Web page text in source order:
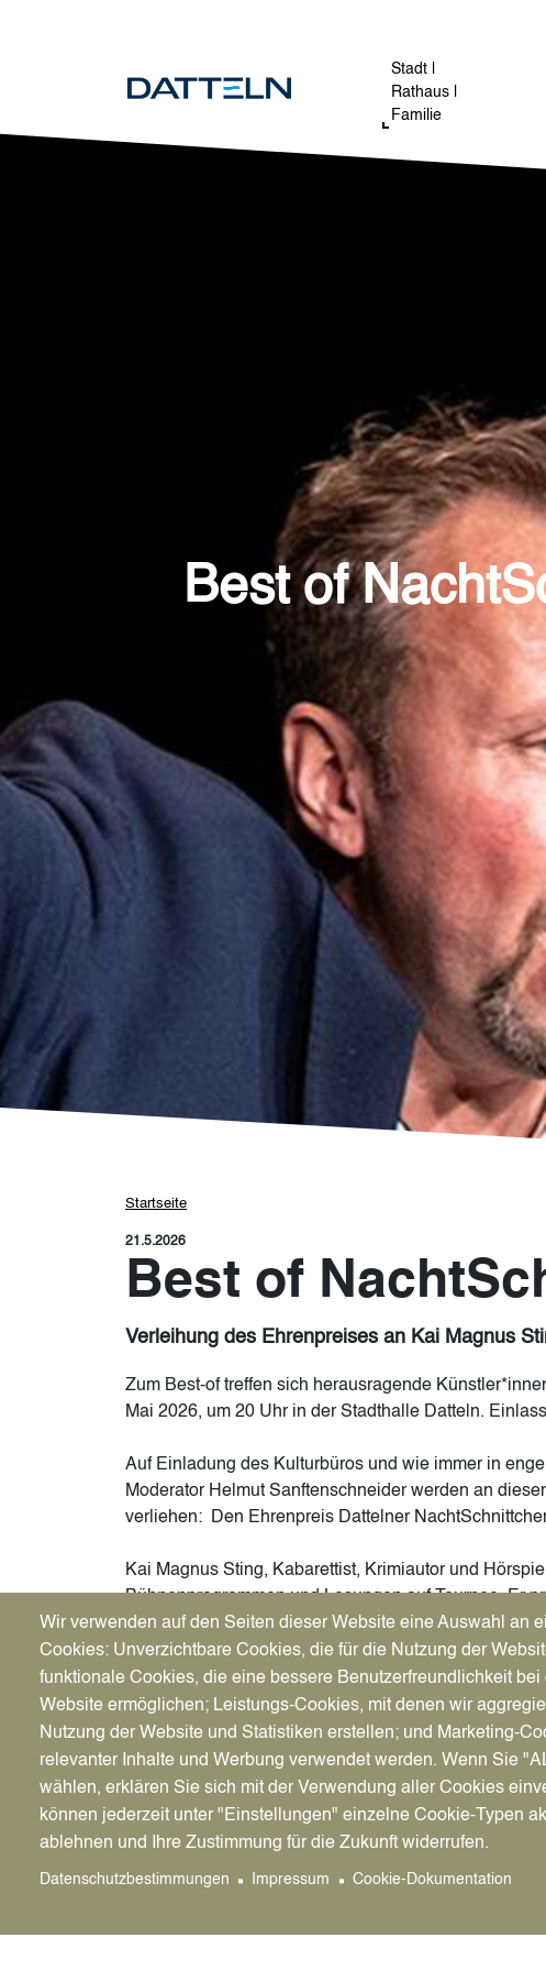
Stadt |
Rathaus |
Familie
Best of
Pfadnavigation
Startseite
21.5.2026
Best of
Verleihung des Ehrenpreises an Kai Magnus
Zum Best-of treffen sich herausragende
Mai 2026, um 20 Uhr in der Stadthalle Datteln.
Auf Einladung des Kulturbüros und wie immer in
Moderator Helmut Sanftenschneider werden an
verliehen: Den Ehrenpreis Dattelner
Kai Magnus Sting, Kabarettist, Krimiautor und
Bühnenprogrammen und Lesungen auf Tournee. Er
Fernsehen zu bestaunen und im Radio zu hören.
HR produziert.
Für seine kabarettistischen Arbeiten hat er bereits
Publikumspreis zum Deutschen Hörbuchpreis und
Die weiteren Ehrengäste werden im Laufe des
darüber stimmen wieder alle Besucher*innen ab.
Beginn:
20 Uhr
Wir verwenden auf den Seiten dieser Website eine Auswahl an
Cookies: Unverzichtbare Cookies, die für die Nutzung der
funktionale Cookies, die eine bessere Benutzerfreundlichkeit bei
Website ermöglichen; Leistungs-Cookies, mit denen wir
Nutzung der Website und Statistiken erstellen; und Marketing-
relevanter Inhalte und Werbung verwendet werden. Wenn Sie
wählen, erklären Sie sich mit der Verwendung aller Cookies
können jederzeit unter "Einstellungen" einzelne Cookie-Typen
ablehnen und Ihre Zustimmung für die Zukunft widerrufen.
Datenschutzbestimmungen Impressum Cookie-Dokumentation